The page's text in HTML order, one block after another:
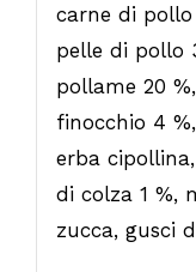
carne di
pelle di pollo
pollame 20
finocchio 4
erba
di colza 1 %,
zucca, gusci